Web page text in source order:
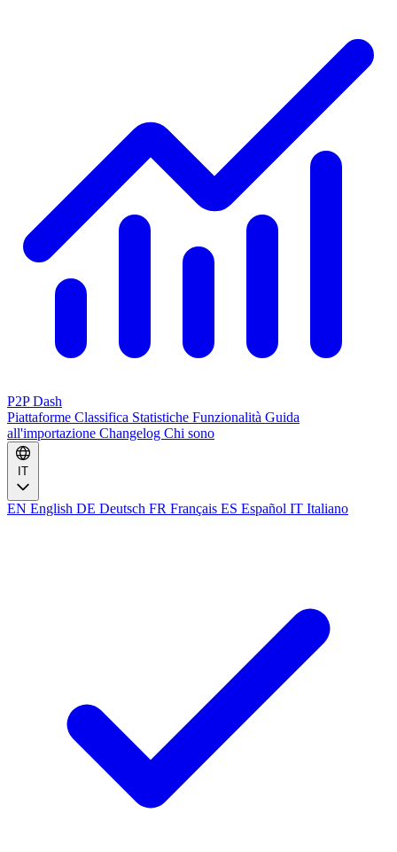
P2P Dash
Piattaforme Classifica Statistiche Funzionalità Guida
all'importazione Changelog Chi sono
IT
EN English DE Deutsch FR Français ES Español IT Italiano